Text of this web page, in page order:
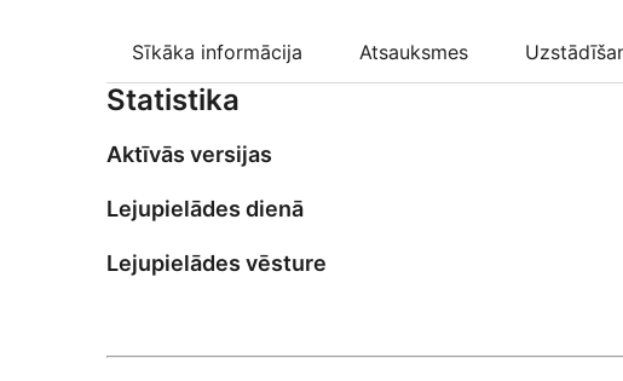
Sīkāka informācija Atsauksmes
Statistika
Aktīvās versijas
Lejupielādes dienā
Lejupielādes vēsture